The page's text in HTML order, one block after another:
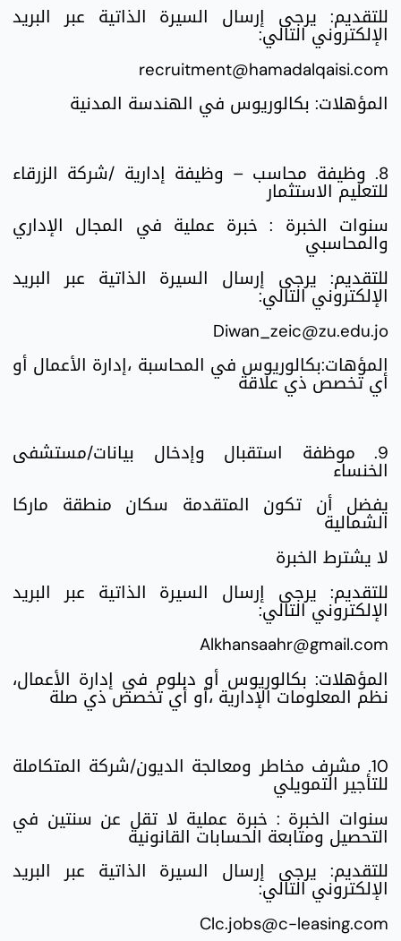
للتقديم: يرجى إرسال السيرة الذاتية عبر البريد
الإلكتروني التالي:
recruitment@hamadalqaisi.com
المؤهلات: بكالوريوس في الهندسة المدنية
8. وظيفة محاسب – وظيفة إدارية /شركة الزرقاء
للتعليم الاستثمار
سنوات الخبرة : خبرة عملية في المجال الإداري
والمحاسبي
للتقديم: يرجى إرسال السيرة الذاتية عبر البريد
الإلكتروني التالي:
Diwan_zeic@zu.edu.jo
المؤهات:بكالوريوس في المحاسبة ،إدارة الأعمال أو
أي تخصص ذي علاقة
9. موظفة استقبال وإدخال بيانات/مستشفى
الخنساء
يفضل أن تكون المتقدمة سكان منطقة ماركا
الشمالية
لا يشترط الخبرة
للتقديم: يرجى إرسال السيرة الذاتية عبر البريد
الإلكتروني التالي:
Alkhansaahr@gmail.com
المؤهلات: بكالوريوس أو دبلوم في إدارة الأعمال،
نظم المعلومات الإدارية ،أو أي تخصص ذي صلة
10. مشرف مخاطر ومعالجة الديون/شركة المتكاملة
للتأجير التمويلي
سنوات الخبرة : خبرة عملية لا تقل عن سنتين في
التحصيل ومتابعة الحسابات القانونية
للتقديم: يرجى إرسال السيرة الذاتية عبر البريد
الإلكتروني التالي:
Clc.jobs@c-leasing.com